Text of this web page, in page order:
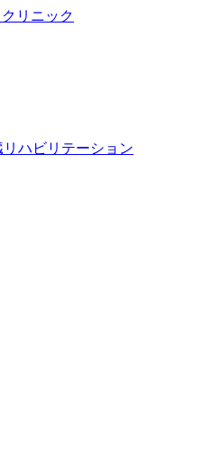
リハビリテーション